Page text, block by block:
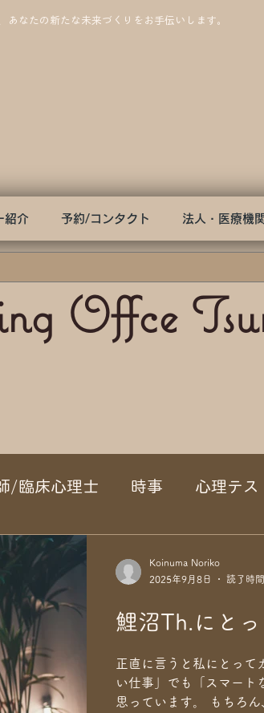
なたの新たな未来づくりをお手伝いします。
紹介 予約/コンタクト 法人・医療機
Offce
/臨床心理士 時事 心理テス
鯉沼Th.にと
正直に言うと私にとって
い仕事」でも「スマート
思っています。 もちろ
Koinuma Noriko
2025年9月8日
読了時